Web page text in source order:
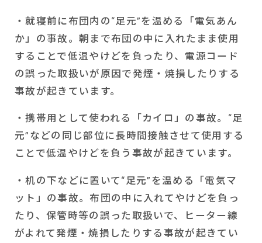
・就寝前に布団内の“足元”を温める「電気あん
か」の事故。朝まで布団の中に入れたまま使用
することで低温やけどを負ったり、電源コード
の誤った取扱いが原因で発煙・焼損したりする
事故が起きています。
・携帯用として使われる「カイロ」の事故。“足
元”などの同じ部位に長時間接触させて使用する
ことで低温やけどを負う事故が起きています。
・机の下などに置いて“足元”を温める「電気マ
ット」の事故。布団の中に入れてやけどを負っ
たり、保管時等の誤った取扱いで、ヒーター線
がよれて発煙・焼損したりする事故が起きてい